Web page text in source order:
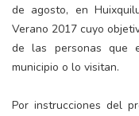
de agosto, en
Verano 2017 cuyo
de las personas que
municipio o lo visitan.
Por instrucciones del